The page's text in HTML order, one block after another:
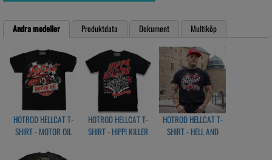
Andra modeller Produktdata Dokument Multiköp
HOTROD HELLCAT T-
SHIRT - MOTOR OIL
HOTROD HELLCAT T-
SHIRT - HIPPI KILLER
HOTROD HELLCAT T-
SHIRT - HELL AND